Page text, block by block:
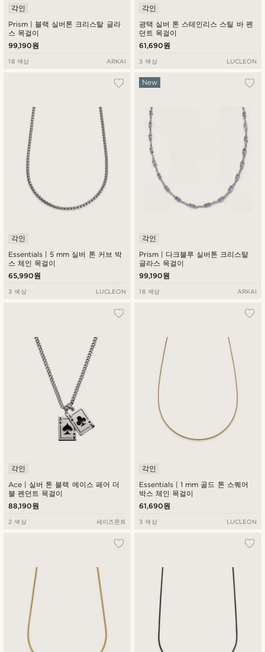
Prism | 블랙 실버톤 크리스탈 글라
스 목걸이
각인
99,190원
18 색상 ARKAI
광택 실버 톤 스테인리스 스틸 바 펜
던트 목걸이
각인
61,690원
3 색상 LUCLEON
Essentials | 5 mm 실버 톤 커브 박
스 체인 목걸이
각인
65,990원
3 색상 LUCLEON
Prism | 다크블루 실버톤 크리스탈
글라스 목걸이
New
각인
99,190원
18 색상 ARKAI
Ace | 실버 톤 블랙 에이스 페어 더
블 펜던트 목걸이
각인
88,190원
2 색상 세이즈몬트
Essentials | 1 mm 골드 톤 스퀘어
박스 체인 목걸이
각인
61,690원
3 색상 LUCLEON